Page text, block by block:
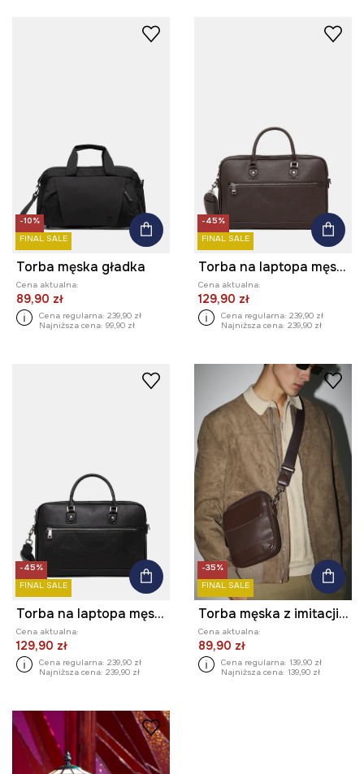
-10%
FINAL SALE
Torba męska gładka
Cena aktualna:
89,90 zł
Cena regularna: 239,90 zł
Najniższa cena: 99,90 zł
-45%
FINAL SALE
Torba na laptopa męska z imitacji skóry
Cena aktualna:
129,90 zł
Cena regularna: 239,90 zł
Najniższa cena: 239,90 zł
-45%
FINAL SALE
Torba na laptopa męska z imitacji skóry
Cena aktualna:
129,90 zł
Cena regularna: 239,90 zł
Najniższa cena: 239,90 zł
-35%
FINAL SALE
Torba męska z imitacji skóry
Cena aktualna:
89,90 zł
Cena regularna: 139,90 zł
Najniższa cena: 139,90 zł